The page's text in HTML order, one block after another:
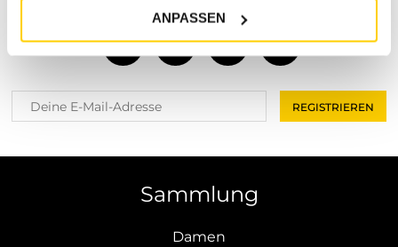
ANPASSEN
FOLLOW US
Sammlung
Damen